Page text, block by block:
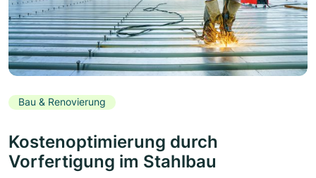
Bau & Renovierung
Kostenoptimierung durch
Vorfertigung im Stahlbau